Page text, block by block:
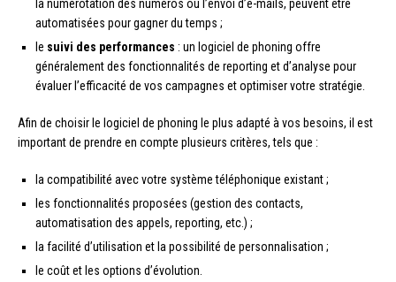
la numérotation des numéros ou l’envoi d’e-mails, peuvent être
automatisées pour gagner du temps ;
le suivi des performances : un logiciel de phoning offre
généralement des fonctionnalités de reporting et d’analyse pour
évaluer l’efficacité de vos campagnes et optimiser votre stratégie.
Afin de choisir le logiciel de phoning le plus adapté à vos besoins, il est
important de prendre en compte plusieurs critères, tels que :
la compatibilité avec votre système téléphonique existant ;
les fonctionnalités proposées (gestion des contacts,
automatisation des appels, reporting, etc.) ;
la facilité d’utilisation et la possibilité de personnalisation ;
le coût et les options d’évolution.